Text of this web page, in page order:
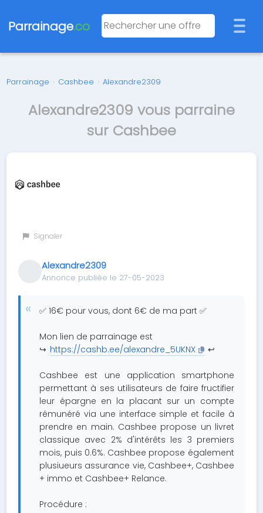
Parrainage.co
Parrainage › Cashbee › Alexandre2309
Alexandre2309 vous parraine
sur Cashbee
Signaler
Alexandre2309
Annonce publiée le 27-05-2023
✅ 16€ pour vous, dont 6€ de ma part ✅
Mon lien de parrainage est
↪️ https://cashb.ee/alexandre_5UKNX ↩️
Cashbee est une application smartphone
permettant à ses utilisateurs de faire fructifier
leur épargne en la placant sur un compte
rémunéré via une interface simple et facile à
prendre en main. Cashbee propose un livret
classique avec 2% d'intérêts les 3 premiers
mois, puis 0.6%. Cashbee propose également
plusiueurs assurance vie, Cashbee+, Cashbee
+ immo et Cashbee+ Relance.
Procédure :